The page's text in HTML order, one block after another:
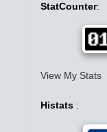
StatCounter:
View My Stats
Histats :